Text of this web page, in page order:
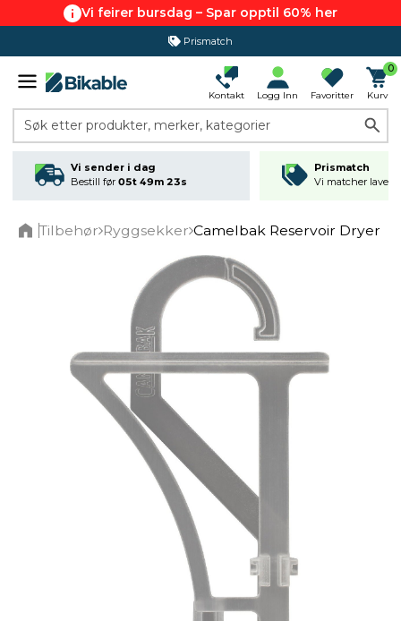
Vi feirer bursdag – Spar opptil 60% her
Prismatch
Kontakt Logg Inn Favoritter
0
Kurv
Søk etter produkter, merker, kategorier
Vi sender i dag
Bestill før 05t 49m 22s
Prismatch
Vi matcher
Tilbehør Ryggsekker Camelbak Reservoir Dryer